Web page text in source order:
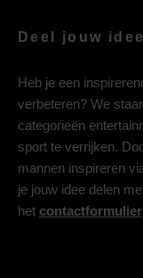
Deel jouw
Heb je een
verbeteren? We
categorieën
sport te verrijken.
mannen inspireren
je jouw idee delen
het contactformulier